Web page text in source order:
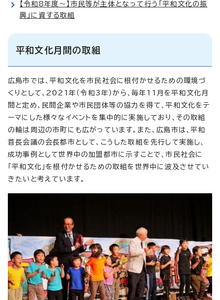
【令和8年度～】市民等が主体となって行う「平和文化の振
興」に資する取組
平和文化月間の取組
広島市では、平和文化を市民社会に根付かせるための環境づ
くりとして、2021年（令和3年）から、毎年11月を平和文化月
間と定め、民間企業や市民団体等の協力を得て、平和文化をテ
ーマにした様々なイベントを集中的に実施しており、その取組
の輪は周辺の市町にも広がっています。また、広島市は、平和
首長会議の会長都市として、こうした取組を先行して実施し、
成功事例として世界中の加盟都市に示すことで、市民社会に
「平和文化」を根付かせるための取組を世界中に波及させてい
きたいと考えています。